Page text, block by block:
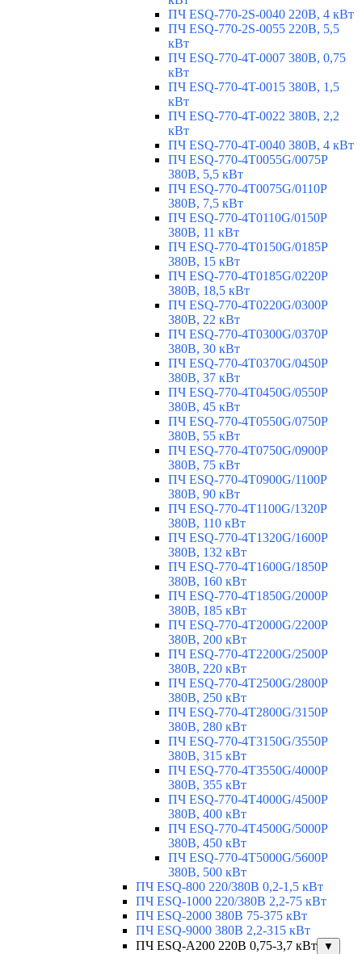
ПЧ ESQ-770-2S-0040 220В, 4 кВт
ПЧ ESQ-770-2S-0055 220В, 5,5
кВт
ПЧ ESQ-770-4T-0007 380В, 0,75
кВт
ПЧ ESQ-770-4T-0015 380В, 1,5
кВт
ПЧ ESQ-770-4T-0022 380В, 2,2
кВт
ПЧ ESQ-770-4T-0040 380В, 4 кВт
ПЧ ESQ-770-4T0055G/0075P
380В, 5,5 кВт
ПЧ ESQ-770-4T0075G/0110P
380В, 7,5 кВт
ПЧ ESQ-770-4T0110G/0150P
380В, 11 кВт
ПЧ ESQ-770-4T0150G/0185P
380В, 15 кВт
ПЧ ESQ-770-4T0185G/0220P
380В, 18,5 кВт
ПЧ ESQ-770-4T0220G/0300P
380В, 22 кВт
ПЧ ESQ-770-4T0300G/0370P
380В, 30 кВт
ПЧ ESQ-770-4T0370G/0450P
380В, 37 кВт
ПЧ ESQ-770-4T0450G/0550P
380В, 45 кВт
ПЧ ESQ-770-4T0550G/0750P
380В, 55 кВт
ПЧ ESQ-770-4T0750G/0900P
380В, 75 кВт
ПЧ ESQ-770-4T0900G/1100P
380В, 90 кВт
ПЧ ESQ-770-4T1100G/1320P
380В, 110 кВт
ПЧ ESQ-770-4T1320G/1600P
380В, 132 кВт
ПЧ ESQ-770-4T1600G/1850P
380В, 160 кВт
ПЧ ESQ-770-4T1850G/2000P
380В, 185 кВт
ПЧ ESQ-770-4T2000G/2200P
380В, 200 кВт
ПЧ ESQ-770-4T2200G/2500P
380В, 220 кВт
ПЧ ESQ-770-4T2500G/2800P
380В, 250 кВт
ПЧ ESQ-770-4T2800G/3150P
380В, 280 кВт
ПЧ ESQ-770-4T3150G/3550P
380В, 315 кВт
ПЧ ESQ-770-4T3550G/4000P
380В, 355 кВт
ПЧ ESQ-770-4T4000G/4500P
380В, 400 кВт
ПЧ ESQ-770-4T4500G/5000P
380В, 450 кВт
ПЧ ESQ-770-4T5000G/5600P
380В, 500 кВт
ПЧ ESQ-800 220/380В 0,2-1,5 кВт
ПЧ ESQ-1000 220/380В 2,2-75 кВт
ПЧ ESQ-2000 380В 75-375 кВт
ПЧ ESQ-9000 380В 2,2-315 кВт
ПЧ ESQ-A200 220В 0,75-3,7 кВт
▼